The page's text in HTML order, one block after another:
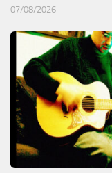
07/08/2026